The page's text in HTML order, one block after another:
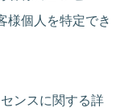
様個人を特定でき
ンスに関する詳